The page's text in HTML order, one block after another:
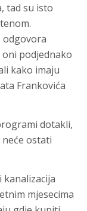
tad su isto
odgovora
oni podjednako
kako imaju
Frankovića
dotakli,
neće ostati
mjesecima